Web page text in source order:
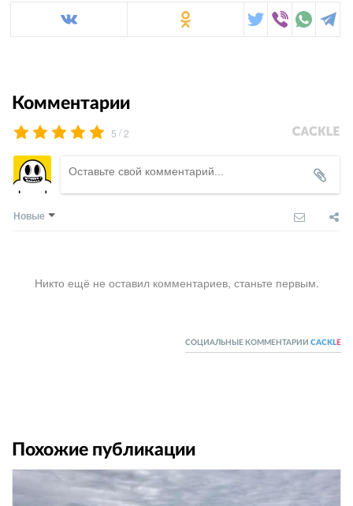
Комментарии
5 /2
Новые
Никто ещё не оставил комментариев, станьте первым.
СОЦИАЛЬНЫЕ КОММЕНТАРИИ CACKL E
Похожие публикации